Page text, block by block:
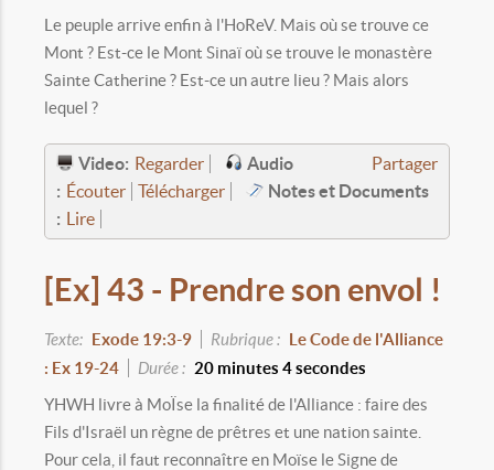
Le peuple arrive enfin à l'HoReV. Mais où se trouve ce
Mont ? Est-ce le Mont Sinaï où se trouve le monastère
Sainte Catherine ? Est-ce un autre lieu ? Mais alors
lequel ?
Partager
Video: Regarder
Audio
: Écouter Télécharger
Notes et Documents
:
Lire
[Ex] 43 - Prendre son envol !
Texte: Exode 19:3-9 Rubrique : Le Code de l'Alliance
: Ex 19-24
Durée : 20 minutes 4 secondes
YHWH livre à MoÏse la finalité de l'Alliance : faire des
Fils d'Israël un règne de prêtres et une nation sainte.
Pour cela, il faut reconnaître en Moïse le Signe de